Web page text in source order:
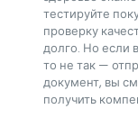
тестируйте
проверку
долго. Но если
то не так —
документ, вы
получить